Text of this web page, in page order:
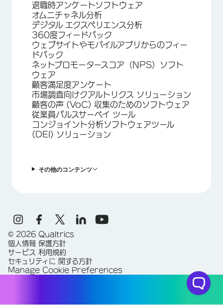
退職時アンケートソフトウェア
オムニチャネル分析
デジタル エクスペリエンス分析
360度フィードバック
ウェブサイトやモバイルアプリからのフィー
ドバック
ネットプロモータースコア（NPS）ソフト
ウェア
顧客満足度アンケート
市場調査向けクアルトリクス ソリューション
顧客の声 (VoC) 収集のためのソフトウェア
従業員パルスサーベイ ツール
コンジョイント分析ソフトウェアツール
(DEI) ソリューション
その他のコンテンツ
© 2026 Qualtrics
個人情報 保護方針
サービス 利用規約
セキュリティに 関する方針
Manage Cookie Preferences